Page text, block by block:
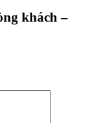
khách –